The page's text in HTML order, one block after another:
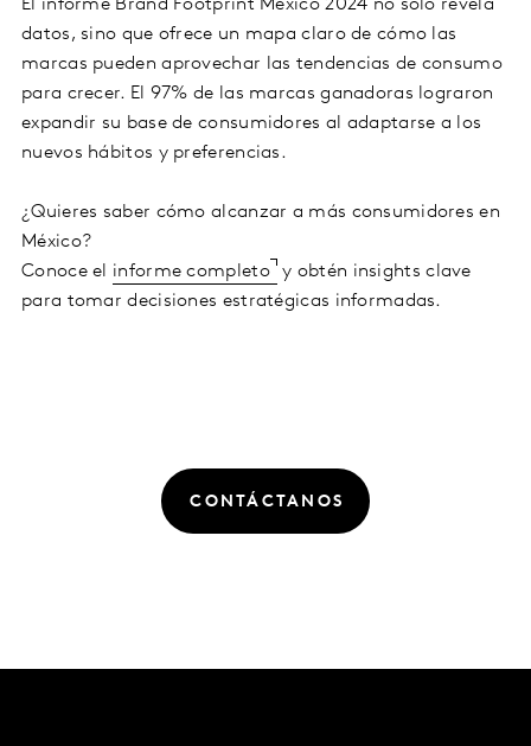
El informe Brand Footprint México 2024 no solo revela
datos, sino que ofrece un mapa claro de cómo las
marcas pueden aprovechar las tendencias de consumo
para crecer. El 97% de las marcas ganadoras lograron
expandir su base de consumidores al adaptarse a los
nuevos hábitos y preferencias.
¿Quieres saber cómo alcanzar a más consumidores en
México?
Conoce el informe completo y obtén insights clave
para tomar decisiones estratégicas informadas.
CONTÁCTANOS